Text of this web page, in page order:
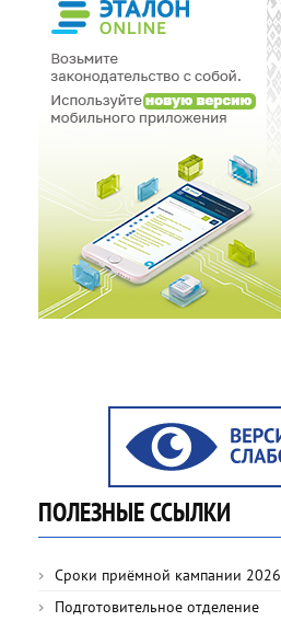
ПОЛЕЗНЫЕ ССЫЛКИ
Сроки приёмной кампании 2026
Подготовительное отделение